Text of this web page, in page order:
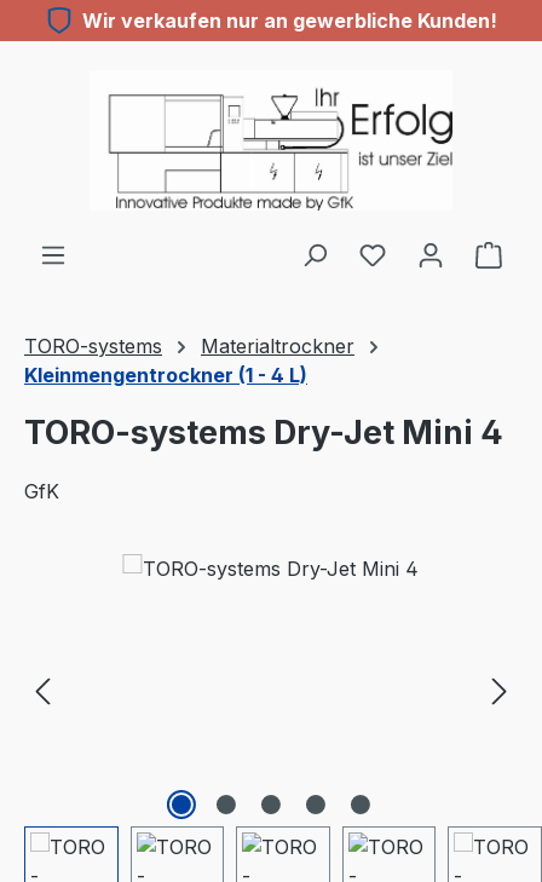
Zum Hauptinhalt springen
Wir verkaufen nur an gewerbliche Kunden!
TORO-systems
Materialtrockner
Kleinmengentrockner (1 - 4 L)
TORO-systems Dry-Jet Mini 4
GfK
Bildergalerie überspringen